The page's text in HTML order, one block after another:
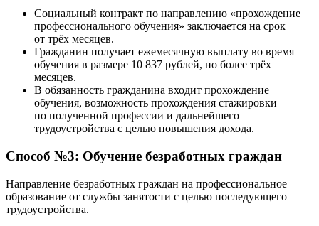
Социальный контракт по направлению «прохождение
профессионального обучения» заключается на срок
от трёх месяцев.
Гражданин получает ежемесячную выплату во время
обучения в размере 10 837 рублей, но более трёх
месяцев.
В обязанность гражданина входит прохождение
обучения, возможность прохождения стажировки
по полученной профессии и дальнейшего
трудоустройства с целью повышения дохода.
Способ №3: Обучение безработных граждан
Направление безработных граждан на профессиональное
образование от службы занятости с целью последующего
трудоустройства.